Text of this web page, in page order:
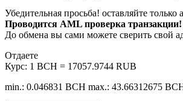
Убедительная просьба! оставляйте только
Проводится AML проверка транзакции!
До обмена вы сами можете сверить свой
Отдаете
Курс: 1 BCH = 17057.9744 RUB
min.: 0.046831 BCH max.: 43.66312675